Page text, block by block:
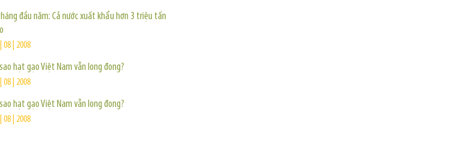
đầu năm: Cả nước xuất khẩu hơn 3 triệu tấn
08 | 2008
hạt gạo Việt Nam vẫn long đong?
08 | 2008
hạt gạo Việt Nam vẫn long đong?
08 | 2008